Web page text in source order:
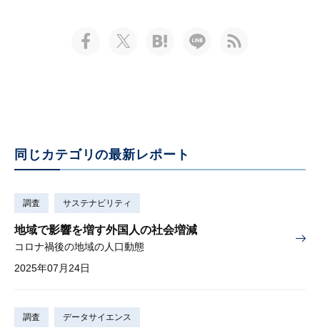
同じカテゴリの最新レポート
調査 サステナビリティ
地域で影響を増す外国人の社会増減
コロナ禍後の地域の人口動態
2025年07月24日
調査 データサイエンス